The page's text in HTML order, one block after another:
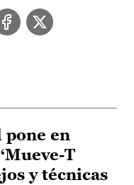
en
T
y técnicas